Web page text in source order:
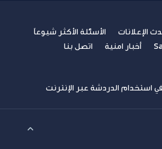
الإعلانات
الأسئلة الأكثر شيوعاً
أخبار امنية
اتصل بنا
استخدام الدردشة عبر الإنترنت